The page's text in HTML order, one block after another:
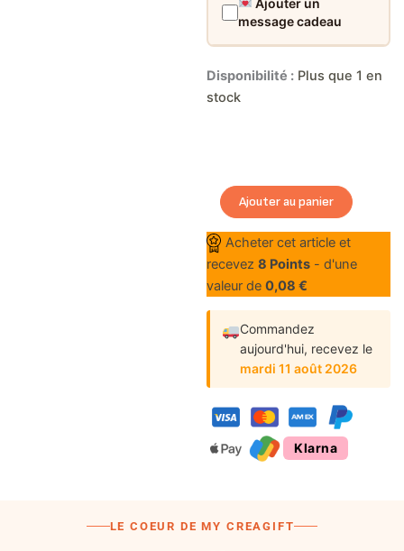
message cadeau
Disponibilité : Plus que 1 en
stock
quantité
de
Ajouter au panier
Acheter cet article et
recevez8 Points - d'une
valeur de0,08€
Commandez
aujourd'hui, recevez le
mardi 11 août 2026
Klarna
LE COEUR DE MY CREAGIFT